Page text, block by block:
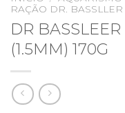
RAÇÃO DR. BASSLLER
DR
(1.5MM) 170G